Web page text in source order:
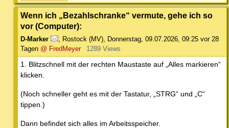
Wenn ich „Bezahlschranke“ vermute, gehe ich so
vor (Computer):
D-Marker Rostock (MV) Donnerstag, 09.07.2026, 09:25 vor 28
Tagen @ FredMeyer 1289 Views
1. Blitzschnell mit der rechten Maustaste auf „Alles markieren“
klicken.
(Noch schneller geht es mit der Tastatur, „STRG“ und „C“
tippen.)
Dann befindet sich alles im Arbeitsspeicher.